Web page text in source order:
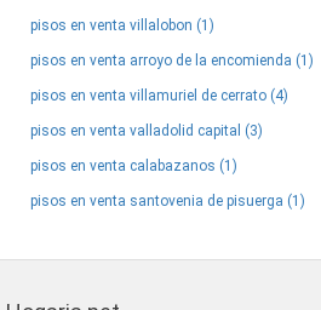
pisos en venta villalobon (1)
pisos en venta arroyo de la encomienda (1)
pisos en venta villamuriel de cerrato (4)
pisos en venta valladolid capital (3)
pisos en venta calabazanos (1)
pisos en venta santovenia de pisuerga (1)